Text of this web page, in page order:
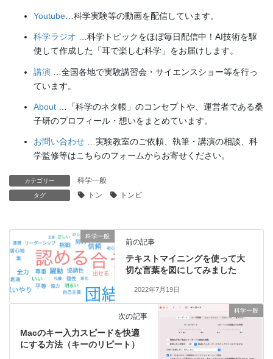
Youtube…科学実験等の動画を配信しています。
科学ラジオ …科学トピックをほぼ毎日配信中！AI技術を駆
使して作成した「耳で楽しむ科学」をお届けします。
講演 …全国各地で実験講習会・サイエンスショー等を行っ
ています。
About …「科学のネタ帳」のコンセプトや、運営者である桑
子研のプロフィール・想いをまとめています。
お問い合わせ …実験教室のご依頼、執筆・講演の相談、科
学監修等はこちらのフォームからお寄せください。
カテゴリー 科学一般
タグ トン トンビ
科学一般
前の記事
テキストマイニングを使って大
切な言葉を図にしてみました
2022年7月19日
科学一般
次の記事
Macのキー入力スピードを快適
にする方法（キーのリピート）